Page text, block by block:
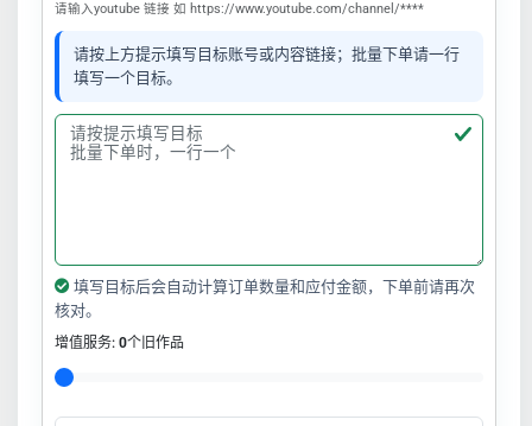
请输入youtube 链接 如 https://www.youtube.com/channel/****
请按上方提示填写目标账号或内容链接；批量下单请一行
填写一个目标。
填写目标后会自动计算订单数量和应付金额，下单前请再次
核对。
增值服务: 0个旧作品